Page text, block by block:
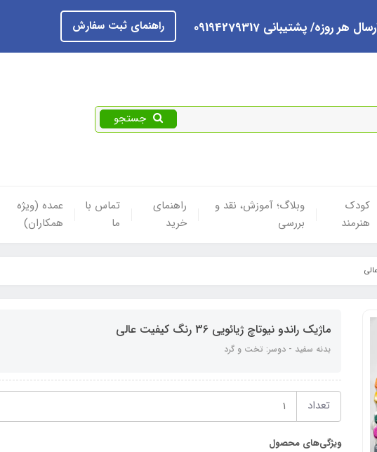
هر روزه/ پشتیبانی 09194279317 راهنمای ثبت سفارش
جستجو
کودک
هنرمند
وبلاگ؛ آموزش، نقد و
بررسی
راهنمای
خرید
تماس با
ما
عمده (ویژه
همکاران)
ماژیک راندو نیوتاچ ژیائویی 36 رنگ کیفیت عالی
بدنه سفید - دوسر: تخت و گرد
تعداد
ویژگی‌های محصول